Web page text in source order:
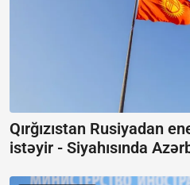
Qırğızıstan Rusiyadan
istəyir - Siyahısında